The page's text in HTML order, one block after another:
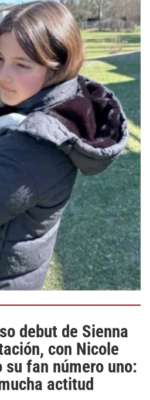
debut de Sienna
con Nicole
su fan número uno:
actitud